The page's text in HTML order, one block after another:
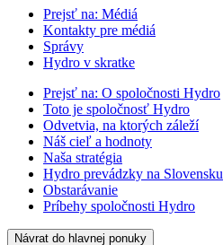
Prejsť na: Médiá
Kontakty pre médiá
Správy
Hydro v skratke
Prejsť na: O spoločnosti Hydro
Toto je spoločnosť Hydro
Odvetvia, na ktorých záleží
Náš cieľ a hodnoty
Naša stratégia
Hydro prevádzky na Slovensku
Obstarávanie
Príbehy spoločnosti Hydro
Návrat do hlavnej ponuky